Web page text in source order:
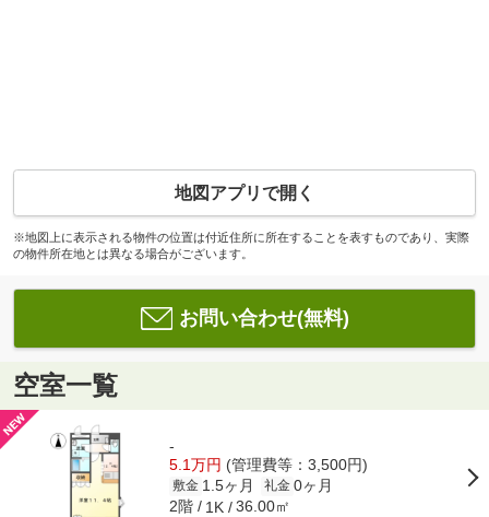
地図アプリで開く
※地図上に表示される物件の位置は付近住所に所在することを表すものであり、実際
の物件所在地とは異なる場合がございます。
お問い合わせ(無料)
空室一覧
-
5.1万円 (管理費等：3,500円)
敷金 1.5ヶ月 礼金 0ヶ月
2階 1K 36.00㎡